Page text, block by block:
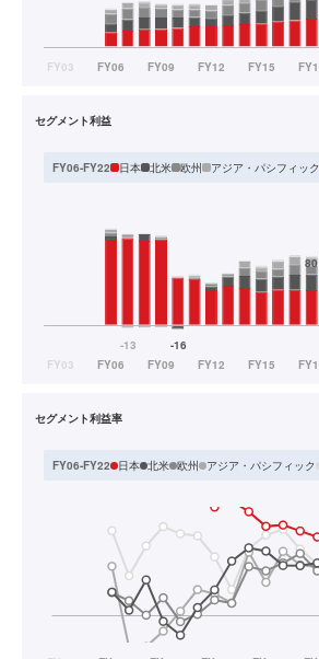
セグメント利益
FY06-FY22 日本 北米 欧州 アジア・パシフィック
セグメント利益率
FY06-FY22 日本 北米 欧州 アジア・パシフィック